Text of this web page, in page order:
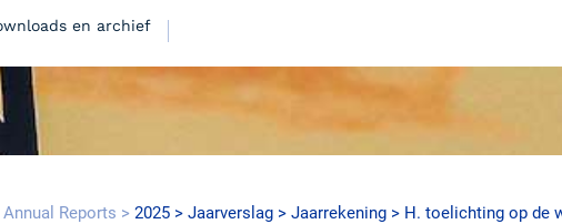
en archief
Reports 2025 Jaarverslag Jaarrekening
H. toelichting op de